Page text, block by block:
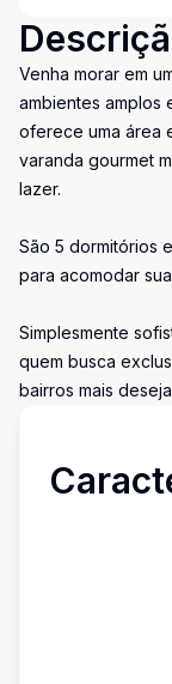
Venha morar em
ambientes amplos
oferece uma área
varanda gourmet
lazer.
São 5 dormitórios
para acomodar
Simplesmente
quem busca
bairros mais